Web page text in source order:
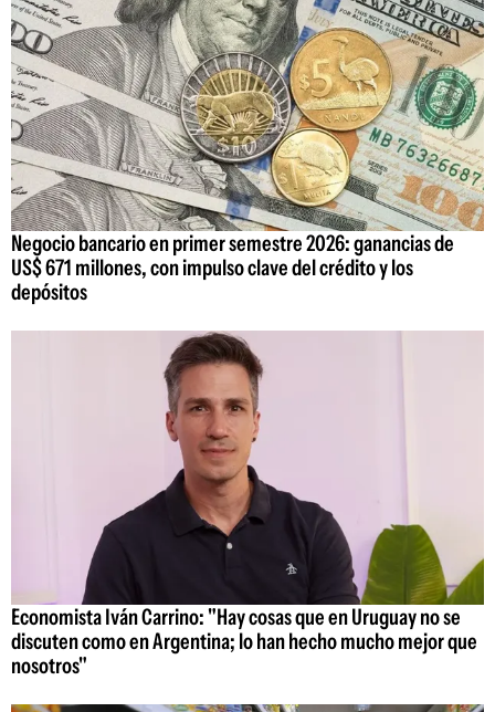
Negocio bancario en primer semestre 2026: ganancias de
US$ 671 millones, con impulso clave del crédito y los
depósitos
Economista Iván Carrino: "Hay cosas que en Uruguay no se
discuten como en Argentina; lo han hecho mucho mejor que
nosotros"